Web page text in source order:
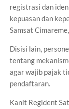
registrasi dan
kepuasan dan
Samsat
Disisi lain,
tentang
agar wajib pajak
pendaftaran.
Kanit Regident